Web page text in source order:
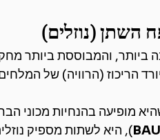
השתן (נוזלים)
ביותר, והמבוססת ביותר
הריכוז (הרוויה) של המלחים
מופיעה בהנחיות מכוני
), היא לשתות מספיק